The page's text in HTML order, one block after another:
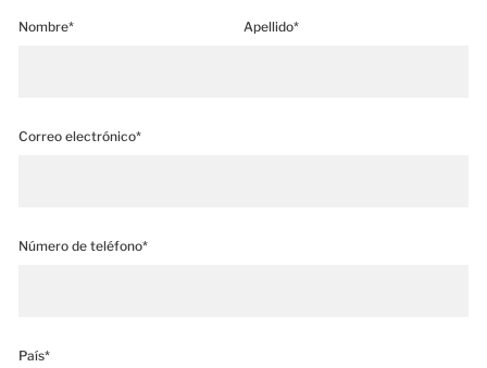
Nombre* Apellido*
Correo electrónico*
Número de teléfono*
País*